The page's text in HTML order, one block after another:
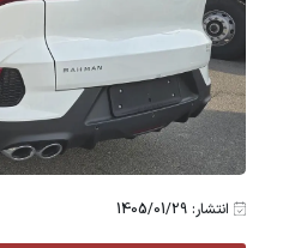
انتشار: 1405/01/29